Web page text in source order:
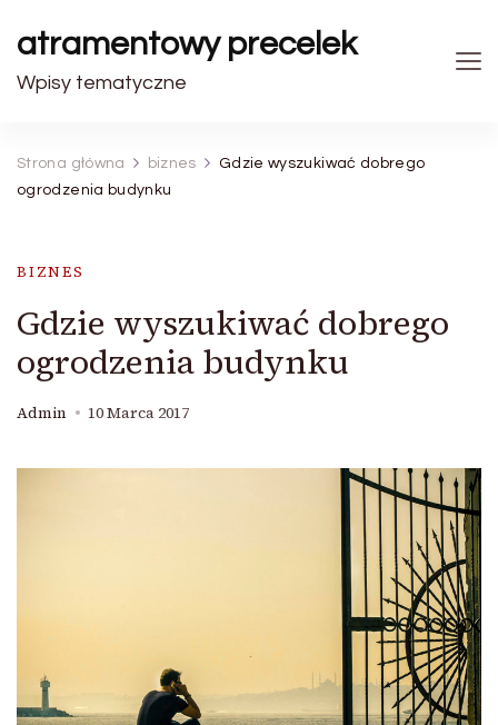
atramentowy precelek
Wpisy tematyczne
Strona główna biznes
Gdzie wyszukiwać dobrego
ogrodzenia budynku
BIZNES
Gdzie wyszukiwać dobrego
ogrodzenia budynku
Admin 10 Marca 2017